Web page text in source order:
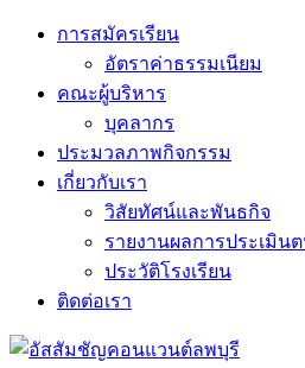
Skip
การสมัครเรียน
อัตราค่าธรรมเนียม
คณะผู้บริหาร
บุคลากร
ประมวลภาพกิจกรรม
เกี่ยวกับเรา
วิสัยทัศน์และพันธกิจ
รายงานผลการประเมิน
ประวัติโรงเรียน
ติดต่อเรา